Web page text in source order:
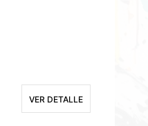
VER DETALLE